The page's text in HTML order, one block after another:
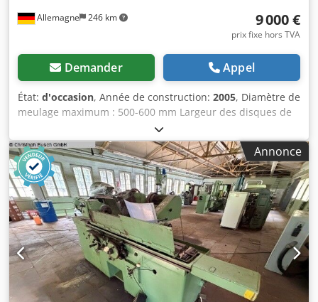
Allemagne 246 km 9 000 €
prix fixe hors TVA
Demander Appel
État: d'occasion, Année de construction: 2005, Diamètre de
meulage maximum : 500-600 mm Largeur des disques de
meulage : 100-200 mm Poids : 5 tonnes Diamètre de
meulage : 1-150 mm Largeur des disques de meulage :
150-250 mm avec système de traitement de l'eau Dcsdpfx
Apjztfzqj Ejk
Annonce